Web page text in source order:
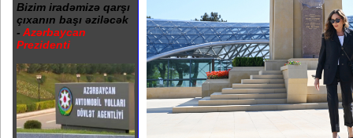
Bizim iradəmizə qarşı
çıxanın başı əziləcək
- Azərbaycan
Prezidenti